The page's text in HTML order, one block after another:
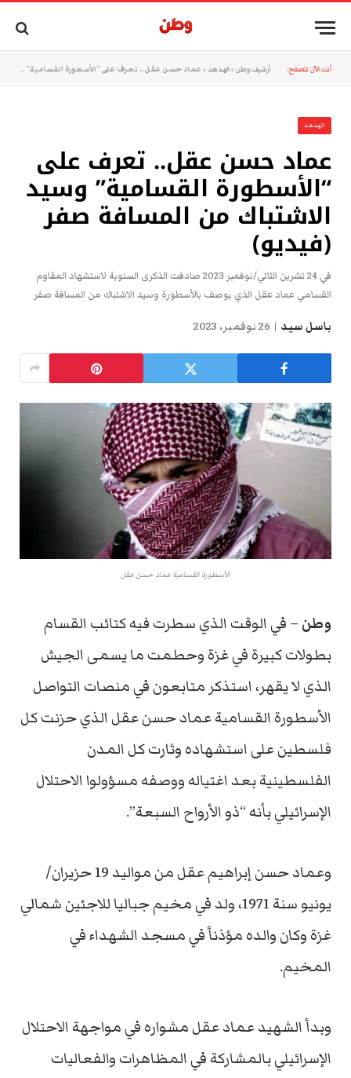
أنت الآن تتصفح: أرشيف وطن »الهدهد » عماد حسن عقل.. تعرف على “الأسطورة القسامية” وسيد الاشتباك من المسافة صفر (فيديو)
الهدهد
عماد حسن عقل.. تعرف على
“الأسطورة القسامية” وسيد
الاشتباك من المسافة صفر
(فيديو)
في 24 تشرين الثاني/نوفمبر 2023 صادفت الذكرى السنوية لاستشهاد المقاوم
القسامي عماد عقل الذي يوصف بالأسطورة وسيد الاشتباك من المسافة صفر
باسل سيد 26 نوفمبر، 2023
الأسطورة القسامية عماد حسن عقل
وطن – في الوقت الذي سطرت فيه كتائب القسام
بطولات كبيرة في غزة وحطمت ما يسمى الجيش
الذي لا يقهر، استذكر متابعون في منصات التواصل
الأسطورة القسامية عماد حسن عقل الذي حزنت كل
فلسطين على استشهاده وثارت كل المدن
الفلسطينية بعد اغتياله ووصفه مسؤولوا الاحتلال
الإسرائيلي بأنه “ذو الأرواح السبعة”.
وعماد حسن إبراهيم عقل من مواليد 19 حزيران/
يونيو سنة 1971، ولد في مخيم جباليا للاجئين شمالي
غزة وكان والده مؤذناً في مسجد الشهداء في
المخيم.
وبدأ الشهيد عماد عقل مشواره في مواجهة الاحتلال
الإسرائيلي بالمشاركة في المظاهرات والفعاليات